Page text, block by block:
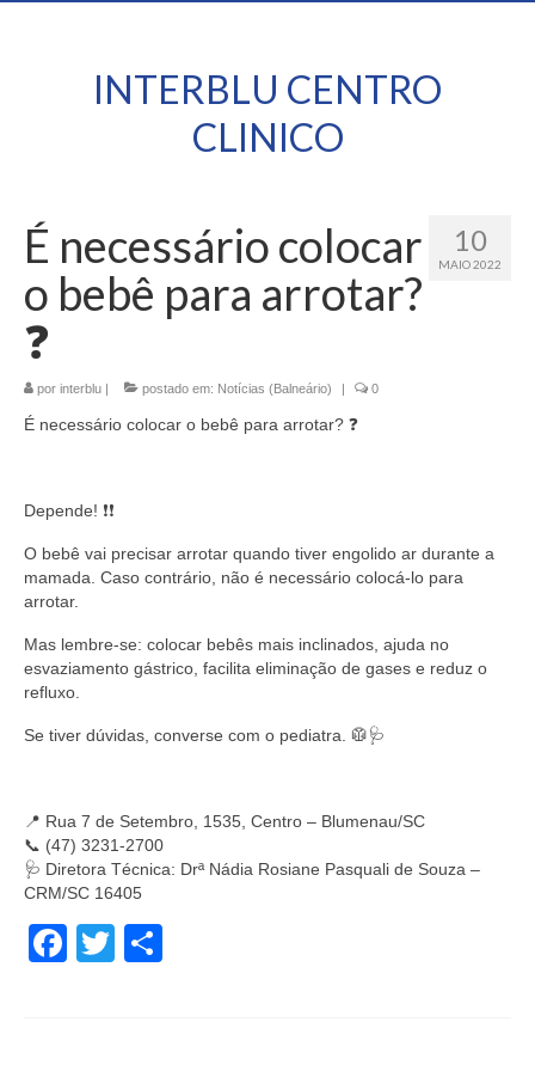
INTERBLU CENTRO
CLINICO
10
MAIO 2022
É necessário colocar
o bebê para arrotar?
❓
por interblu | postado em: Notícias (Balneário) | 0
É necessário colocar o bebê para arrotar? ❓
Depende! ❗❗
O bebê vai precisar arrotar quando tiver engolido ar durante a
mamada. Caso contrário, não é necessário colocá-lo para
arrotar.
Mas lembre-se: colocar bebês mais inclinados, ajuda no
esvaziamento gástrico, facilita eliminação de gases e reduz o
refluxo.
Se tiver dúvidas, converse com o pediatra. 🥼🩺
📍 Rua 7 de Setembro, 1535, Centro – Blumenau/SC
📞 (47) 3231-2700
🩺 Diretora Técnica: Drª Nádia Rosiane Pasquali de Souza –
CRM/SC 16405
Facebook
Twitter